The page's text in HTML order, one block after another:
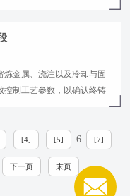
金属、浇注以及冷却与固
控制工艺参数，以确认终铸
[4] [5] 6 [7]
下一页 末页